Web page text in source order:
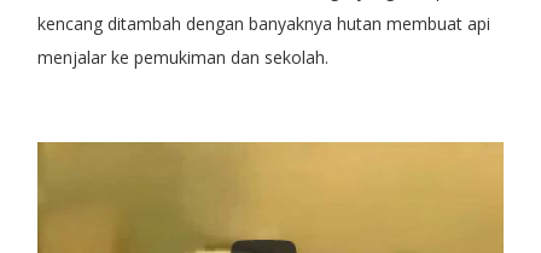
kencang ditambah dengan banyaknya hutan membuat api
menjalar ke pemukiman dan sekolah.